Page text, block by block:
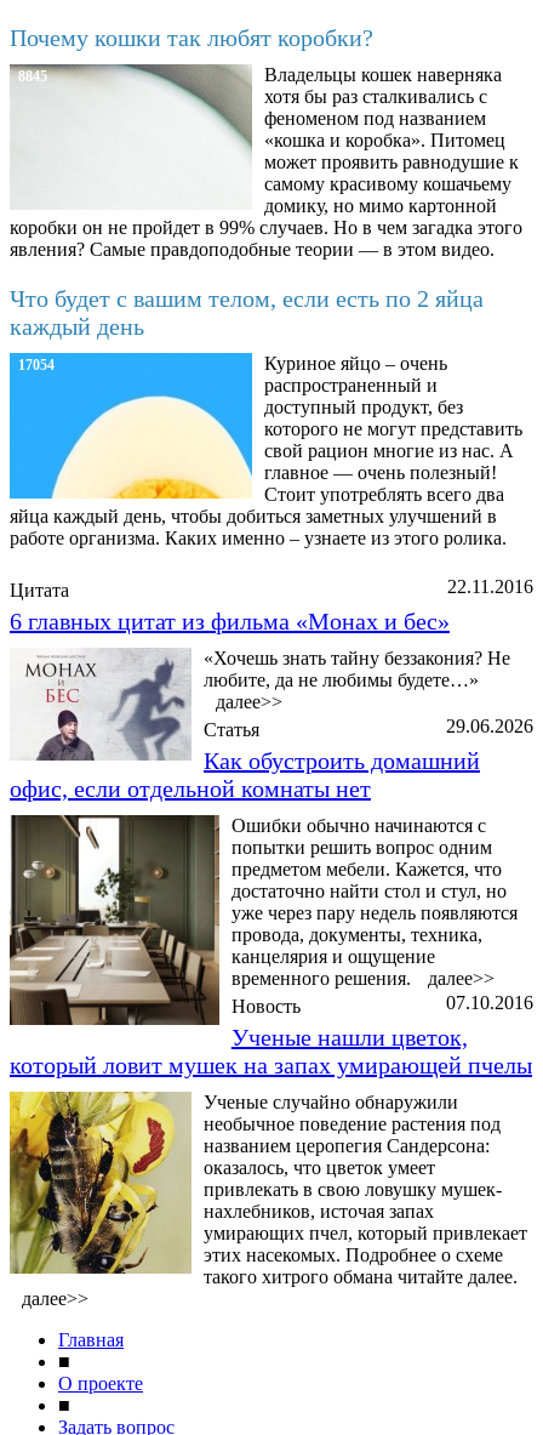
Почему кошки так любят коробки?
8845
Владельцы кошек наверняка
хотя бы раз сталкивались с
феноменом под названием
«кошка и коробка». Питомец
может проявить равнодушие к
самому красивому кошачьему
домику, но мимо картонной
коробки он не пройдет в 99% случаев. Но в чем загадка этого
явления? Самые правдоподобные теории — в этом видео.
Что будет с вашим телом, если есть по 2 яйца
каждый день
17054
Куриное яйцо – очень
распространенный и
доступный продукт, без
которого не могут представить
свой рацион многие из нас. А
главное — очень полезный!
Стоит употреблять всего два
яйца каждый день, чтобы добиться заметных улучшений в
работе организма. Каких именно – узнаете из этого ролика.
22.11.2016
Цитата
6 главных цитат из фильма «Монах и бес»
«Хочешь знать тайну беззакония? Не
любите, да не любимы будете…»
далее>>
29.06.2026
Статья
Как обустроить домашний
офис, если отдельной комнаты нет
Ошибки обычно начинаются с
попытки решить вопрос одним
предметом мебели. Кажется, что
достаточно найти стол и стул, но
уже через пару недель появляются
провода, документы, техника,
канцелярия и ощущение
временного решения.
далее>>
07.10.2016
Новость
Ученые нашли цветок,
который ловит мушек на запах умирающей пчелы
Ученые случайно обнаружили
необычное поведение растения под
названием церопегия Сандерсона:
оказалось, что цветок умеет
привлекать в свою ловушку мушек-
нахлебников, источая запах
умирающих пчел, который привлекает
этих насекомых. Подробнее о схеме
такого хитрого обмана читайте далее.
далее>>
Главная
■
О проекте
■
Задать вопрос